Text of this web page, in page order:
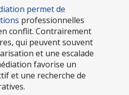
permet de
professionnelles
conflit. Contrairement
qui peuvent souvent
et une escalade
favorise un
et une recherche de